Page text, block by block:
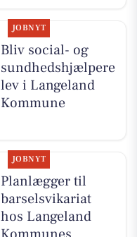
JOBNYT
Bliv social- og
sundhedshjælpere
lev i Langeland
Kommune
JOBNYT
Planlægger til
barselsvikariat
hos Langeland